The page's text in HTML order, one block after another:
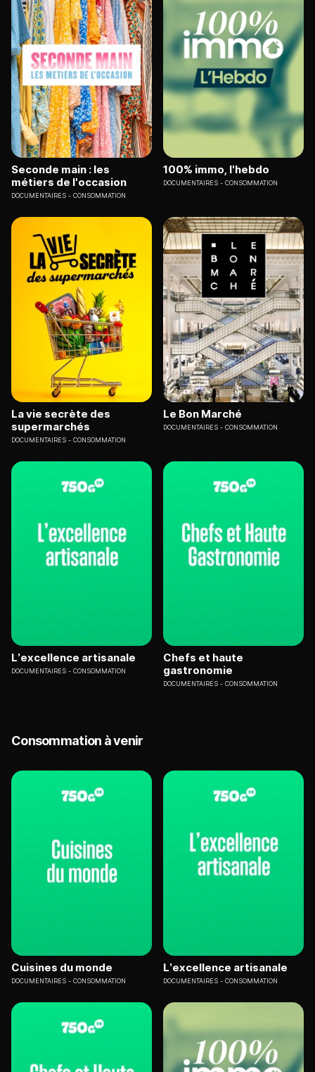
Seconde main : les
métiers de l'occasion
DOCUMENTAIRES CONSOMMATION
100% immo, l'hebdo
DOCUMENTAIRES CONSOMMATION
La vie secrète des
supermarchés
DOCUMENTAIRES CONSOMMATION
Le Bon Marché
DOCUMENTAIRES CONSOMMATION
L’excellence artisanale
DOCUMENTAIRES CONSOMMATION
Chefs et haute
gastronomie
DOCUMENTAIRES CONSOMMATION
Consommation à venir
Cuisines du monde
DOCUMENTAIRES CONSOMMATION
L’excellence artisanale
DOCUMENTAIRES CONSOMMATION